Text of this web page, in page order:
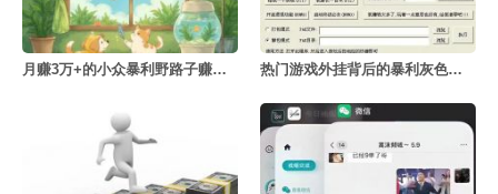
月赚3万+的小众暴利野路子赚钱玩法 热门游戏外挂背后的暴利灰色项目